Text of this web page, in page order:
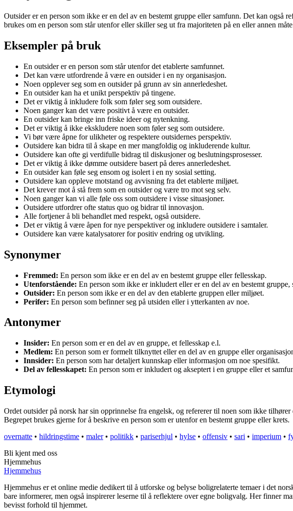
Outsider er en person som ikke er en del av en bestemt gruppe eller samfunn. Det kan også
brukes om en person som står utenfor eller skiller seg ut fra majoriteten på en eller annen
Eksempler på bruk
En outsider er en person som står utenfor det etablerte samfunnet.
Det kan være utfordrende å være en outsider i en ny organisasjon.
Noen opplever seg som en outsider på grunn av sin annerledeshet.
En outsider kan ha et unikt perspektiv på tingene.
Det er viktig å inkludere folk som føler seg som outsidere.
Noen ganger kan det være positivt å være en outsider.
En outsider kan bringe inn friske ideer og nytenkning.
Det er viktig å ikke ekskludere noen som føler seg som outsidere.
Vi bør være åpne for ulikheter og respektere outsidernes perspektiv.
Outsidere kan bidra til å skape en mer mangfoldig og inkluderende kultur.
Outsidere kan ofte gi verdifulle bidrag til diskusjoner og beslutningsprosesser.
Det er viktig å ikke dømme outsidere basert på deres annerledeshet.
En outsider kan føle seg ensom og isolert i en ny sosial setting.
Outsidere kan oppleve motstand og avvisning fra det etablerte miljøet.
Det krever mot å stå frem som en outsider og være tro mot seg selv.
Noen ganger kan vi alle føle oss som outsidere i visse situasjoner.
Outsidere utfordrer ofte status quo og bidrar til innovasjon.
Alle fortjener å bli behandlet med respekt, også outsidere.
Det er viktig å være åpen for nye perspektiver og inkludere outsidere i samtaler.
Outsidere kan være katalysatorer for positiv endring og utvikling.
Synonymer
Fremmed: En person som ikke er en del av en bestemt gruppe eller fellesskap.
Utenforstående: En person som ikke er inkludert eller er en del av en bestemt
Outsider: En person som ikke er en del av den etablerte gruppen eller miljøet.
Perifer: En person som befinner seg på utsiden eller i ytterkanten av noe.
Antonymer
Insider: En person som er en del av en gruppe, et fellesskap e.l.
Medlem: En person som er formelt tilknyttet eller en del av en gruppe eller
Innsider: En person som har detaljert kunnskap eller informasjon om noe spesifikt.
Del av fellesskapet: En person som er inkludert og akseptert i en gruppe eller et
Etymologi
Ordet outsider på norsk har sin opprinnelse fra engelsk, og refererer til noen som ikke
Begrepet brukes gjerne for å beskrive en person som er utenfor en bestemt gruppe eller krets.
overnatte • hildringstime • maler• politikk • pariserhjul • hylse • offensiv • sari • imperium •
Bli kjent med oss
Hjemmehus
Hjemmehus
Hjemmehus er et online medie dedikert til å utforske og belyse boligrelaterte temaer i det
bare informerer, men også inspirerer leserne til å reflektere over egne boligvalg. Her finner
bevisst forhold til hjemmet.